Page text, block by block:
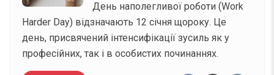
День наполегливої роботи (Work
Harder Day) відзначають 12 січня щороку. Це
день, присвячений інтенсифікації зусиль як у
професійних, так і в особистих починаннях.